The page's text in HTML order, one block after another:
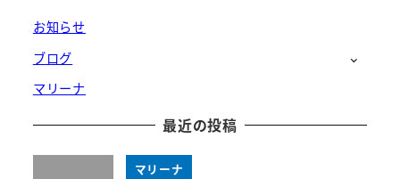
お知らせ
ブログ
マリーナ
最近の投稿
マリーナ